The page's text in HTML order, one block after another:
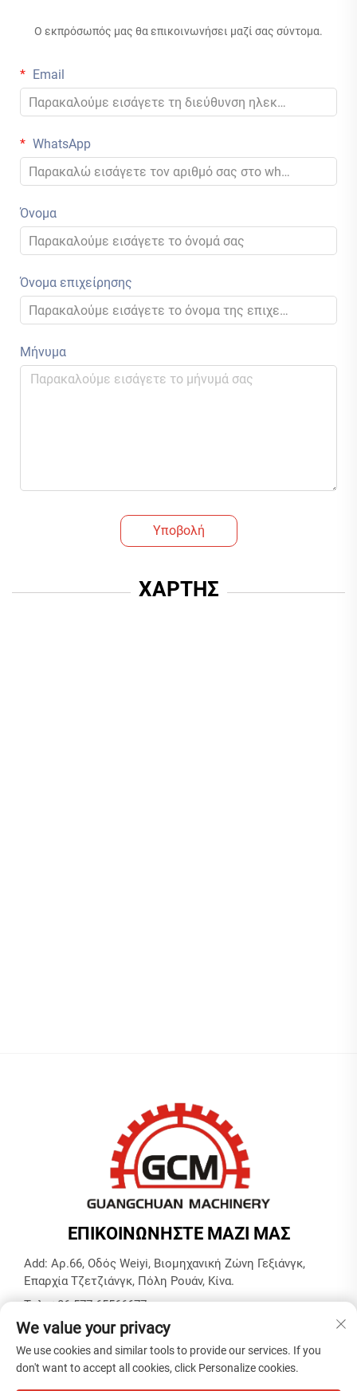
Ο εκπρόσωπός μας θα επικοινωνήσει μαζί σας σύντομα.
Email
WhatsApp
Όνομα
Όνομα επιχείρησης
Μήνυμα
Υποβολή
ΧΑΡΤΗΣ
ΕΠΙΚΟΙΝΩΝΉΣΤΕ ΜΑΖΊ ΜΑΣ
Add: Αρ.66, Οδός Weiyi, Βιομηχανική Ζώνη Γεξιάνγκ,
Επαρχία Τζετζιάνγκ, Πόλη Ρουάν, Κίνα.
Τηλ.:+86-577-65566677
Ηλ. Διεύθυνση:[email protected]
We value your privacy
We use cookies and similar tools to provide our services. If you
don't want to accept all cookies, click Personalize cookies.